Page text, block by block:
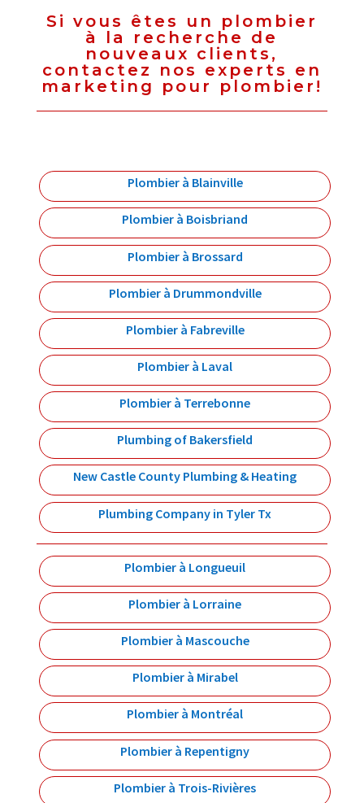
Si vous êtes un plombier
à la recherche de
nouveaux clients,
contactez nos experts en
marketing pour plombier!
Plombier à Blainville
Plombier à Boisbriand
Plombier à Brossard
Plombier à Drummondville
Plombier à Fabreville
Plombier à Laval
Plombier à Terrebonne
Plumbing of Bakersfield
New Castle County Plumbing & Heating
Plumbing Company in Tyler Tx
Plombier à Longueuil
Plombier à Lorraine
Plombier à Mascouche
Plombier à Mirabel
Plombier à Montréal
Plombier à Repentigny
Plombier à Trois-Rivières